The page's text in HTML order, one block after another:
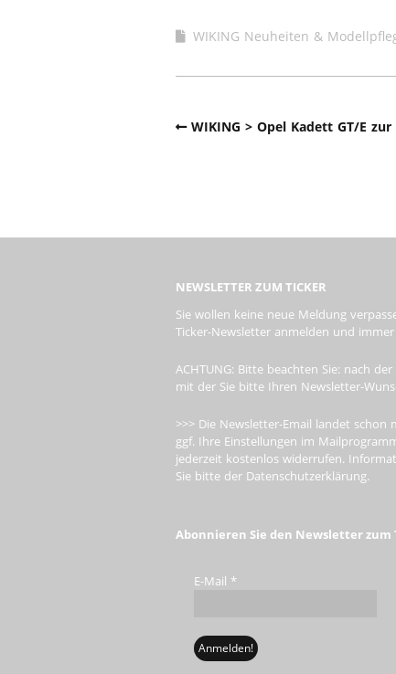
WIKING Neuheiten &
WIKING > Opel Kadett GT/E
NEWSLETTER ZUM TICKER
Sie wollen keine neue Meldung
Ticker-Newsletter anmelden und
ACHTUNG: Bitte beachten Sie: nach
mit der Sie bitte Ihren Newsletter-
>>> Die Newsletter-Email landet
ggf. Ihre Einstellungen im
jederzeit kostenlos widerrufen.
Sie bitte der Datenschutzerklärung.
Abonnieren Sie den Newsletter zum
E-Mail *